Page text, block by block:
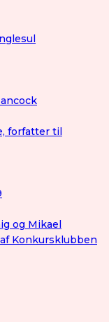
forfatter til
og Mikael
Konkursklubben